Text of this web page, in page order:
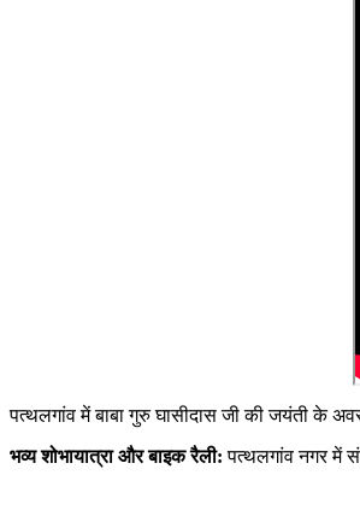
पत्थलगांव में बाबा गुरु घासीदास जी की जयंती के
भव्य शोभायात्रा और बाइक रैली: पत्थलगांव नगर में